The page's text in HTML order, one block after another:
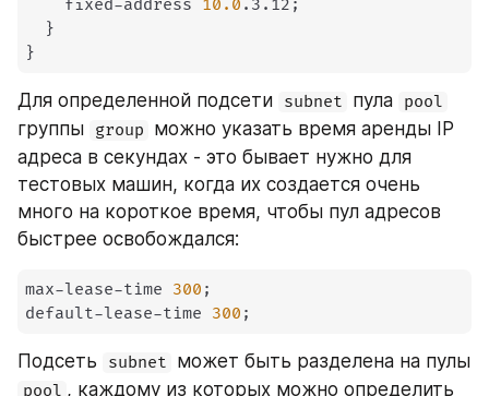
    fixed-address
10.0 .3.12 ;
}
}
Для определенной подсети subnet пула pool
группы group можно указать время аренды IP
адреса в секундах - это бывает нужно для
тестовых машин, когда их создается очень
много на короткое время, чтобы пул адресов
быстрее освобождался:
max-lease-time 300 ;
default-lease-time 300 ;
Подсеть subnet
pool , каждому из которых можно определить